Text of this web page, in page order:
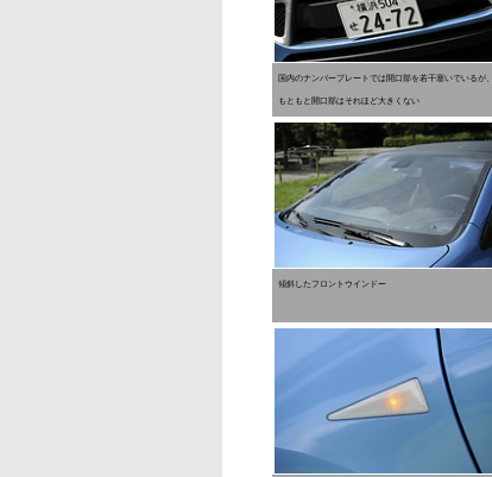
国内のナンバープレートでは開口部を若干塞いでいるが、
もともと開口部はそれほど大きくない
傾斜したフロントウインドー